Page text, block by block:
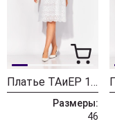
Платье ТАиЕР 1371 дизайн
Размеры:
46